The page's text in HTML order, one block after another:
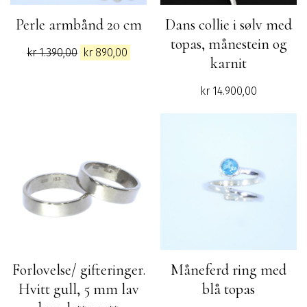
Perle armbånd 20 cm
kr1.390,00 Opprinnelig
kr 890,00
Nåværende
Dans collie i sølv med
topas, månestein og
karnit
kr 14.900,00
Forlovelse/ gifteringer.
Hvitt gull, 5 mm lav
Måneferd ring med
blå topas